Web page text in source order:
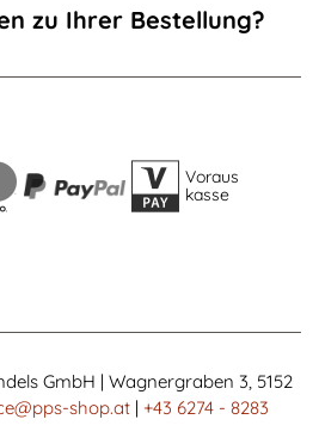
zu Ihrer Bestellung?
Voraus
kasse
GmbH | Wagnergraben 3, 5152
shop.at | +43 6274 - 8283